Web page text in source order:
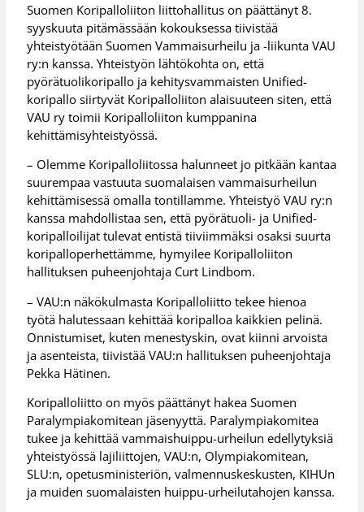
Suomen Koripalloliiton liittohallitus on päättänyt 8.
syyskuuta pitämässään kokouksessa tiivistää
yhteistyötään Suomen Vammaisurheilu ja -liikunta VAU
ry:n kanssa. Yhteistyön lähtökohta on, että
pyörätuolikoripallo ja kehitysvammaisten Unified-
koripallo siirtyvät Koripalloliiton alaisuuteen siten, että
VAU ry toimii Koripalloliiton kumppanina
kehittämisyhteistyössä.
– Olemme Koripalloliitossa halunneet jo pitkään kantaa
suurempaa vastuuta suomalaisen vammaisurheilun
kehittämisessä omalla tontillamme. Yhteistyö VAU ry:n
kanssa mahdollistaa sen, että pyörätuoli- ja Unified-
koripalloilijat tulevat entistä tiiviimmäksi osaksi suurta
koripalloperhettämme, hymyilee Koripalloliiton
hallituksen puheenjohtaja Curt Lindbom.
– VAU:n näkökulmasta Koripalloliitto tekee hienoa
työtä halutessaan kehittää koripalloa kaikkien pelinä.
Onnistumiset, kuten menestyskin, ovat kiinni arvoista
ja asenteista, tiivistää VAU:n hallituksen puheenjohtaja
Pekka Hätinen.
Koripalloliitto on myös päättänyt hakea Suomen
Paralympiakomitean jäsenyyttä. Paralympiakomitea
tukee ja kehittää vammaishuippu-urheilun edellytyksiä
yhteistyössä lajiliittojen, VAU:n, Olympiakomitean,
SLU:n, opetusministeriön, valmennuskeskusten, KIHUn
ja muiden suomalaisten huippu-urheilutahojen kanssa.